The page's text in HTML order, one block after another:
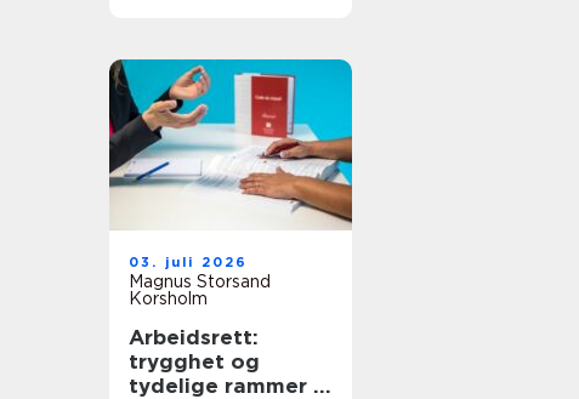
03. juli 2026
Magnus Storsand
Korsholm
Arbeidsrett:
trygghet og
tydelige rammer i